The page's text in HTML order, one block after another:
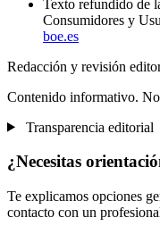
Texto refundido de
Consumidores y
boe.es
Redacción y revisión
Contenido informativo.
Transparencia editorial
¿Necesitas
Te explicamos opciones
contacto con un